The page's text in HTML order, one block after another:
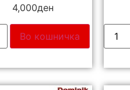
4,000ден
Во кошничка